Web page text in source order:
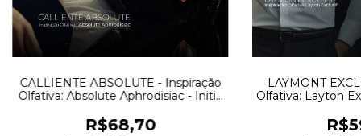
CALLIENTE ABSOLUTE - Inspiração
Olfativa: Absolute Aphrodisiac - Initio
R$68,70
LAYMONT
Olfativa: Layton